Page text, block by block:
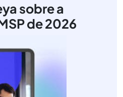
sobre a
de 2026